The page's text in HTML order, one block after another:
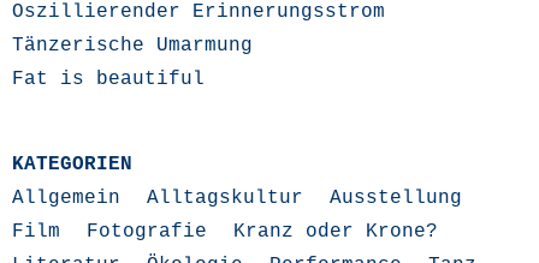
Oszillierender Erinnerungsstrom
Tänzerische Umarmung
Fat is beautiful
KATEGORIEN
Allgemein
Alltagskultur
Ausstellung
Film
Fotografie
Kranz oder Krone?